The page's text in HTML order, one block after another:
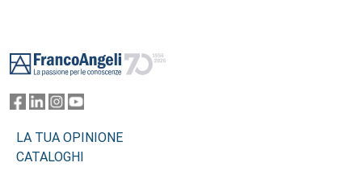
LA TUA OPINIONE
CATALOGHI